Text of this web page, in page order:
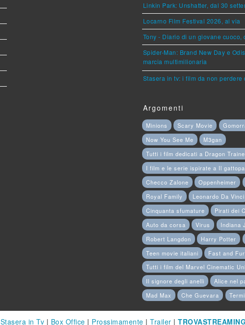
Linkin Park: Unshatter, dal 30
Locarno Film Festival 2026, al via
Tony - Diario di un giovane cuoco,
Spider-Man: Brand New Day e
marcia multimilionaria
Stasera in tv: i film da non
Argomenti
Minions Scary Movie
Now You See Me
M3gan
Tutti i film dedicati a Dragon
I film e le serie ispirate a Il
Checco Zalone
Oppenheimer
Royal Family
Leonardo Da Vinci
Cinquanta sfumature
Pirati dei
Auto da corsa
Virus Indiana
Robert Langdon
Harry Potter
Teen movie italiani
Fast and
Tutti i film del Marvel Cinematic
Il signore degli anelli
Alice nel
Mad Max
Che Guevara
Stasera in Tv | Box Office | Prossimamente | Trailer | TROVASTREAMING